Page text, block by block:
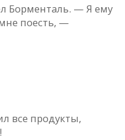
Борментaль. — Я ему
поесть, —
все продукты,